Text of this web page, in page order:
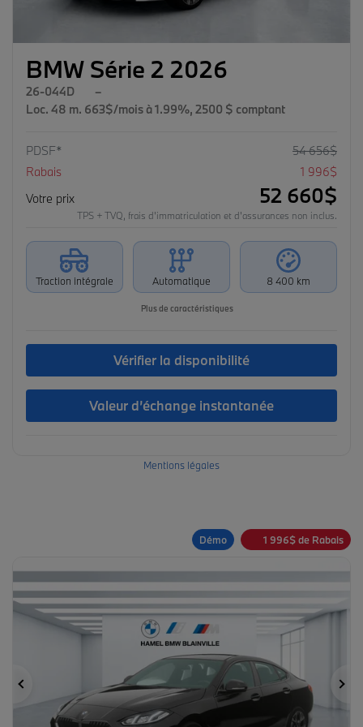
BMW Série 2 2026
26-044D
–
Loc. 48 m. 663$/mois à 1.99%, 2500 $ comptant
PDSF* 54 656$
Rabais
1 996$
Votre prix
52 660$
TPS + TVQ, frais d'immatriculation et d'assurances non inclus.
Traction intégrale Automatique 8 400 km
Plus de caractéristiques
Vérifier la disponibilité
Valeur d’échange instantanée
Mentions légales
Démo 1 996$de Rabais
Précédent